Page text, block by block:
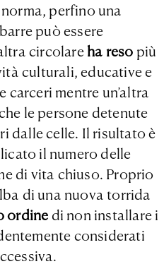
perfino una
può essere
circolare ha reso più
culturali, educative e
carceri mentre un’altra
le persone detenute
dalle celle. Il risultato è
il numero delle
di vita chiuso. Proprio
di una nuova torrida
ordine di non installare i
considerati